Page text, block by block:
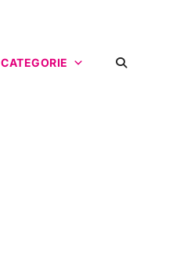
CATEGORIE